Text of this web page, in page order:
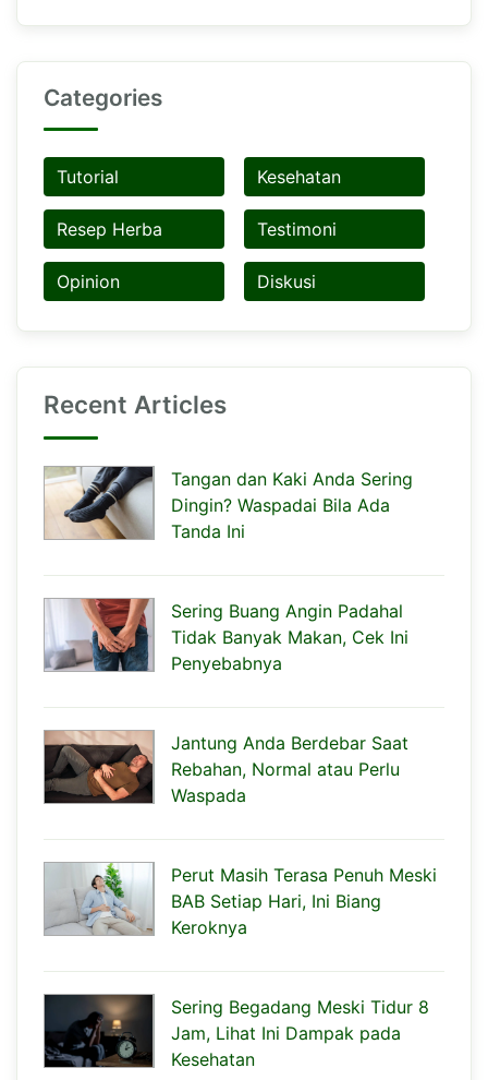
Categories
Tutorial Kesehatan
Resep Herba Testimoni
Opinion Diskusi
Recent Articles
Tangan dan Kaki Anda Sering
Dingin? Waspadai Bila Ada
Tanda Ini
Sering Buang Angin Padahal
Tidak Banyak Makan, Cek Ini
Penyebabnya
Jantung Anda Berdebar Saat
Rebahan, Normal atau Perlu
Waspada
Perut Masih Terasa Penuh Meski
BAB Setiap Hari, Ini Biang
Keroknya
Sering Begadang Meski Tidur 8
Jam, Lihat Ini Dampak pada
Kesehatan